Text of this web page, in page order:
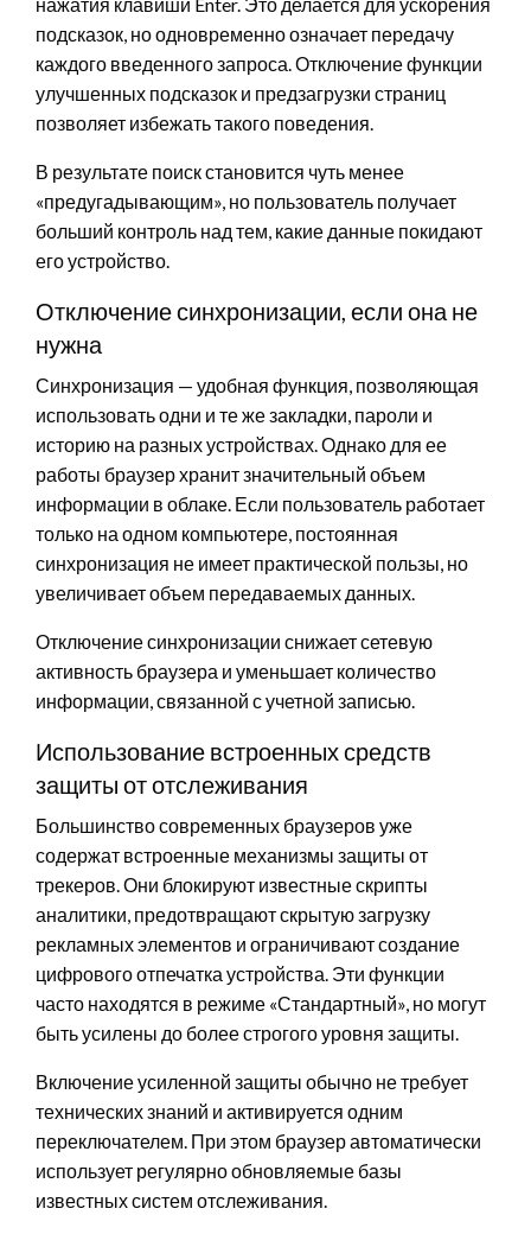
подсказок, но одновременно означает передачу
каждого введенного запроса. Отключение функции
улучшенных подсказок и предзагрузки страниц
позволяет избежать такого поведения.
В результате поиск становится чуть менее
«предугадывающим», но пользователь получает
больший контроль над тем, какие данные покидают
его устройство.
Отключение синхронизации, если она не
нужна
Синхронизация — удобная функция, позволяющая
использовать одни и те же закладки, пароли и
историю на разных устройствах. Однако для ее
работы браузер хранит значительный объем
информации в облаке. Если пользователь работает
только на одном компьютере, постоянная
синхронизация не имеет практической пользы, но
увеличивает объем передаваемых данных.
Отключение синхронизации снижает сетевую
активность браузера и уменьшает количество
информации, связанной с учетной записью.
Использование встроенных средств
защиты от отслеживания
Большинство современных браузеров уже
содержат встроенные механизмы защиты от
трекеров. Они блокируют известные скрипты
аналитики, предотвращают скрытую загрузку
рекламных элементов и ограничивают создание
цифрового отпечатка устройства. Эти функции
часто находятся в режиме «Стандартный», но могут
быть усилены до более строгого уровня защиты.
Включение усиленной защиты обычно не требует
технических знаний и активируется одним
переключателем. При этом браузер автоматически
использует регулярно обновляемые базы
известных систем отслеживания.